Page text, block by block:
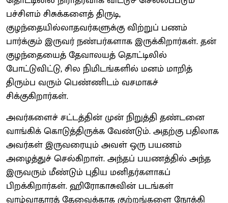
பச்சிளம் சிசுக்களைத் திருடி,
குழந்தையில்லாதவர்களுக்கு விற்றுப் பணம்
பார்க்கும் இருவர் நண்பர்களாக இருக்கிறார்கள். தன்
குழந்தையைத் தேவாலயத் தொட்டிலில்
போட்டுவிட்டு, சில நிமிடங்களில் மனம் மாறித்
திரும்ப வரும் பெண்ணிடம் வசமாகச்
சிக்குகிறார்கள்.
அவர்களைச் சட்டத்தின் முன் நிறுத்தி தண்டனை
வாங்கிக் கொடுத்திருக்க வேண்டும். அதற்கு பதிலாக
அவர்கள் இருவரையும் அவள் ஒரு பயணம்
அழைத்துச் செல்கிறாள். அந்தப் பயணத்தில் அந்த
இருவரும் மீண்டும் புதிய மனிதர்களாகப்
பிறக்கிறார்கள். ஹிரோகாசுவின் படங்கள்
வாழ்வாதாரத் தேவைக்காக குற்றங்களை நோக்கி